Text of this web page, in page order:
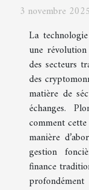
3 novembre
La
une
des secteurs
des
matière de
échanges.
comment
manière
gestion
finance